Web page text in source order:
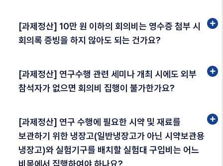
[과제정산] 10만 원 이하의 회의비는 영수증 첨부 시
회의록 증빙을 하지 않아도 되는 건가요?
[과제정산] 연구수행 관련 세미나 개최 시에도 외부
참석자가 없으면 회의비 집행이 불가한가요?
[과제정산] 연구 수행에 필요한 시약 및 재료를
보관하기 위한 냉장고(일반냉장고가 아닌 시약보관용
냉장고)와 실험기구를 배치할 실험대 구입비는 어느
비목에서 집행하여야 하나요?